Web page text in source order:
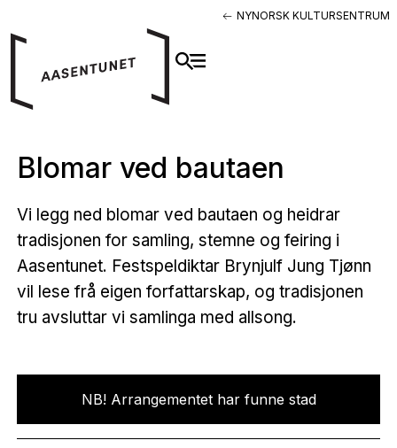
NYNORSK KULTURSENTRUM
Blomar ved bautaen
Vi legg ned blomar ved bautaen og heidrar
tradisjonen for samling, stemne og feiring i
Aasentunet. Festspeldiktar Brynjulf Jung Tjønn
vil lese frå eigen forfattarskap, og tradisjonen
tru avsluttar vi samlinga med allsong.
NB! Arrangementet har funne stad